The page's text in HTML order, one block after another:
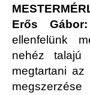
Erős
ellenfelünk
nehéz talajú
megtartani